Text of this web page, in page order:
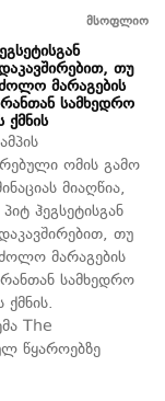
მსოფლიო
თუ
მარაგების
სამხედრო
ქმნის
ომის გამო
მიაღწია,
ჰეგსეტისგან
თუ
მარაგების
სამხედრო
The
წყაროებზე